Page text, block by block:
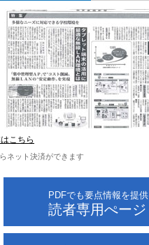
こちら
ネット決済ができます
PDFでも要点情報を提供
読者専用ぺージ